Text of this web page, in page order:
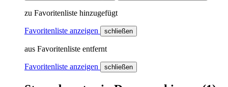
zu Favoritenliste hinzugefügt
Favoritenliste anzeigen schließen
aus Favoritenliste entfernt
Favoritenliste anzeigen schließen